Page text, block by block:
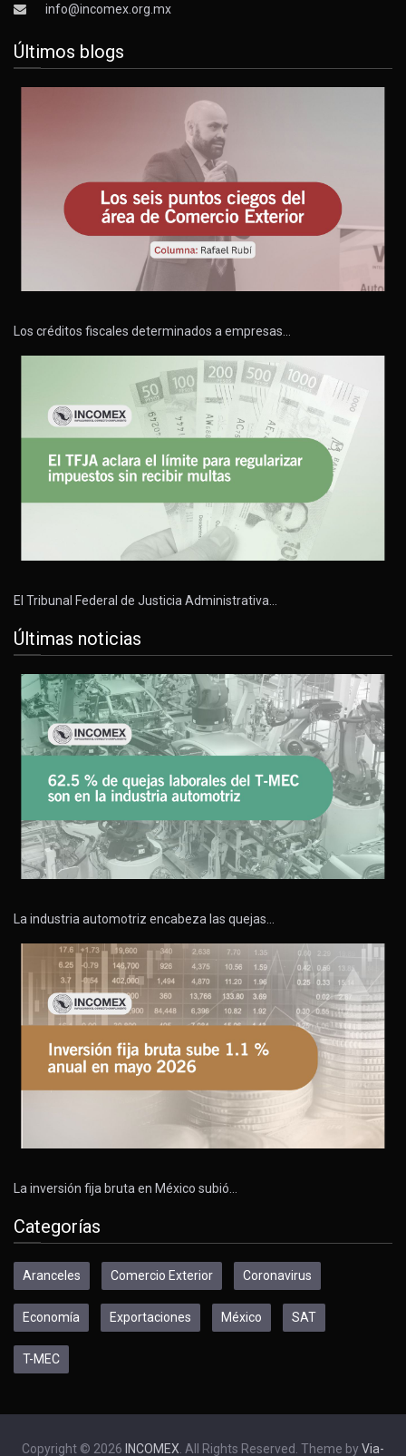
info@incomex.org.mx
Últimos blogs
Los créditos fiscales determinados a empresas…
El Tribunal Federal de Justicia Administrativa…
Últimas noticias
La industria automotriz encabeza las quejas…
La inversión fija bruta en México subió…
Categorías
Aranceles Comercio Exterior Coronavirus
Economía Exportaciones México SAT
T-MEC
Copyright © 2026 INCOMEX . All Rights Reserved. Theme by Via-